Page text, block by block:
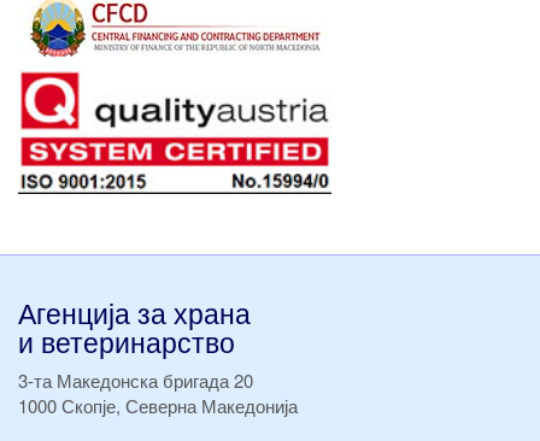
Агенција за храна
и ветеринарство
3-та Македонска бригада 20
1000 Скопје, Северна Македонија